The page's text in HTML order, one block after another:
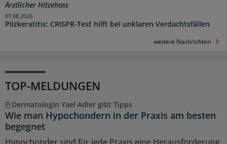
Ärztlicher Hitzehass
Pilzkeratitis: CRISPR-Test hilft bei unklaren Verdachtsfällen
07.08.2026
weitere Nachrichten
TOP-MELDUNGEN
Dermatologin Yael Adler gibt Tipps
Wie man Hypochondern in der Praxis am besten
begegnet